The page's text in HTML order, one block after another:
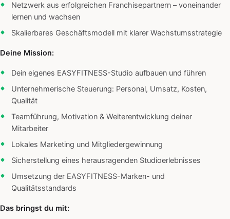
Netzwerk aus erfolgreichen Franchisepartnern – voneinander
lernen und wachsen
Skalierbares Geschäftsmodell mit klarer Wachstumsstrategie
Deine Mission:
Dein eigenes EASYFITNESS-Studio aufbauen und führen
Unternehmerische Steuerung: Personal, Umsatz, Kosten,
Qualität
Teamführung, Motivation & Weiterentwicklung deiner
Mitarbeiter
Lokales Marketing und Mitgliedergewinnung
Sicherstellung eines herausragenden Studioerlebnisses
Umsetzung der EASYFITNESS-Marken- und
Qualitätsstandards
Das bringst du mit: